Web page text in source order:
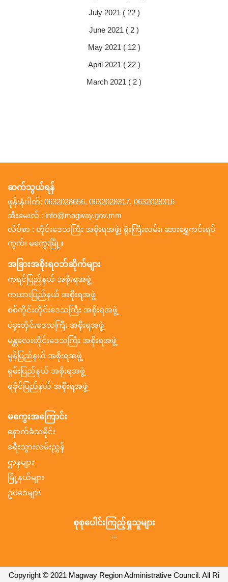
July 2021 ( 22 )
June 2021 ( 2 )
May 2021 ( 12 )
April 2021 ( 22 )
March 2021 ( 2 )
ဆက်သွယ်ရန်
ဖုန်းနံပါတ်: 0632028656, 0632028317, 0632028316
အီးမေးလ် : info@magway.gov.mm
လိပ်စာ : တိုင်းဒေသကြီး အစိုးရအဖွဲ့၊ ရုံးကြီးလမ်း၊ ဆားရွှေကင်းရပ်
ကွက်၊ မကွေးမြို့။
အခြားအစိုးရဝဘ်ဆိုက်များ
ကရင်ပြည်နယ် အစိုးရအဖွဲ့
ကယားပြည်နယ် အစိုးရအဖွဲ့
စစ်ကိုင်းတိုင်းဒေသကြီး အစိုးရအဖွဲ့
ပဲခူးတိုင်းဒေသကြီး အစိုးရအဖွဲ့
မန္တလေးတိုင်းဒေသကြီး အစိုးရအဖွဲ့
မွန်ပြည်နယ် အစိုးရအဖွဲ့
ရှမ်းပြည်နယ် အစိုးရအဖွဲ့
ရခိုင်ပြည်နယ် အစိုးရအဖွဲ့
မကွေးအကြောင်း
နောက်ခံသမိုင်း
ခရီးသွားလမ်းညွှန်
ဌာနများ
မြို့နယ်များ
ဥပဒေများ
စုစုပေါင်းကြည့်ရှုသူများ
...
Copyright © 2021 Magway Region Administrative Council. All Ri